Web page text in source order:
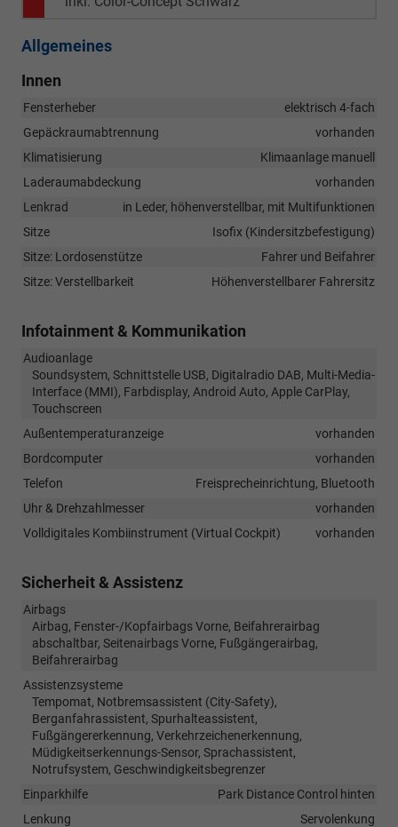
Allgemeines
Innen
Fensterheber
elektrisch 4-fach
Gepäckraumabtrennung
vorhanden
Klimatisierung
Klimaanlage manuell
Laderaumabdeckung
vorhanden
Lenkrad
in Leder, höhenverstellbar, mit Multifunktionen
Sitze
Isofix (Kindersitzbefestigung)
Sitze: Lordosenstütze
Fahrer und Beifahrer
Sitze: Verstellbarkeit
Höhenverstellbarer Fahrersitz
Infotainment & Kommunikation
Audioanlage
Soundsystem, Schnittstelle USB, Digitalradio DAB, Multi-Media-
Interface (MMI), Farbdisplay, Android Auto, Apple CarPlay,
Touchscreen
Außentemperaturanzeige
vorhanden
Bordcomputer
vorhanden
Telefon
Freisprecheinrichtung, Bluetooth
Uhr & Drehzahlmesser
vorhanden
Volldigitales Kombiinstrument (Virtual Cockpit)
vorhanden
Sicherheit & Assistenz
Airbags
Airbag, Fenster-/Kopfairbags Vorne, Beifahrerairbag
abschaltbar, Seitenairbags Vorne, Fußgängerairbag,
Beifahrerairbag
Assistenzsysteme
Tempomat, Notbremsassistent (City-Safety),
Berganfahrassistent, Spurhalteassistent,
Fußgängererkennung, Verkehrzeichenerkennung,
Müdigkeitserkennungs-Sensor, Sprachassistent,
Notrufsystem, Geschwindigkeitsbegrenzer
Einparkhilfe
Park Distance Control hinten
Lenkung
Servolenkung